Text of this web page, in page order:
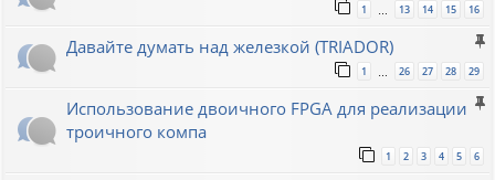
1 13 14 15 16
Давайте думать над железкой (TRIADOR)
1 26 27 28 29
Использование двоичного FPGA для реализации
троичного компа
1 2 3 4 5 6